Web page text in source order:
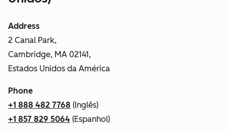
Address
2 Canal Park,
Cambridge, MA 02141,
Estados Unidos da América
Phone
+1 888 482 7768 (Inglês)
+1 857 829 5064 (Espanhol)